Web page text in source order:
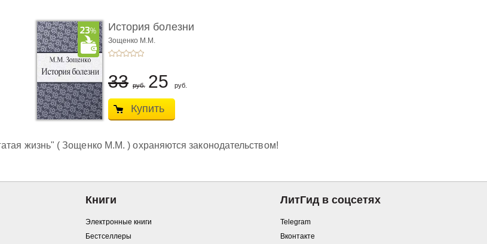
История болезни
Зощенко М.М.
33 руб. 25 руб.
Купить
жизнь" ( Зощенко М.М. ) охраняются законодательством!
Книги
Электронные книги
Бестселлеры
ЛитГид в соцсетях
Telegram
Вконтакте